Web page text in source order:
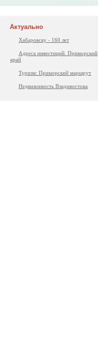
Актуально
Хабаровску - 160 лет
Адреса инвестиций. Приморский
край
Туризм: Приморский маршрут
Недвижимость Владивостока